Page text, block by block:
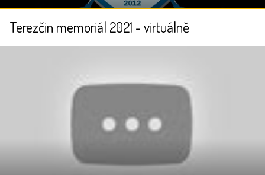
Terezčin memoriál 2021 - virtuálně